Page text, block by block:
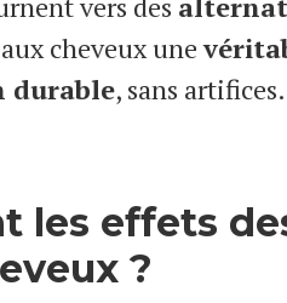
cheveux une
durable, sans artifices.
les effets
?